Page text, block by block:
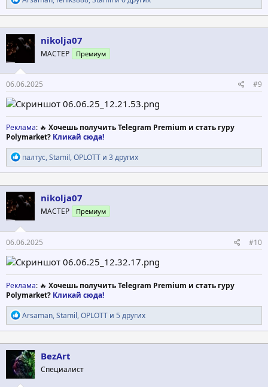
е
а
к
ц
и
:
nikolja07
МАСТЕР Премиум
06.06.2025 #9
Реклама: 🔥 Хочешь получить Telegram Premium и стать гуру
Polymarket? Кликай сюда!
Р
е
а
к
ц
и
:
палтус,Stamil,OPLOTT и 3 других
nikolja07
МАСТЕР Премиум
06.06.2025 #10
Реклама: 🔥 Хочешь получить Telegram Premium и стать гуру
Polymarket? Кликай сюда!
Р
е
а
к
ц
и
и
:
Arsaman,Stamil,OPLOTT и 5 других
BezArt
Специалист